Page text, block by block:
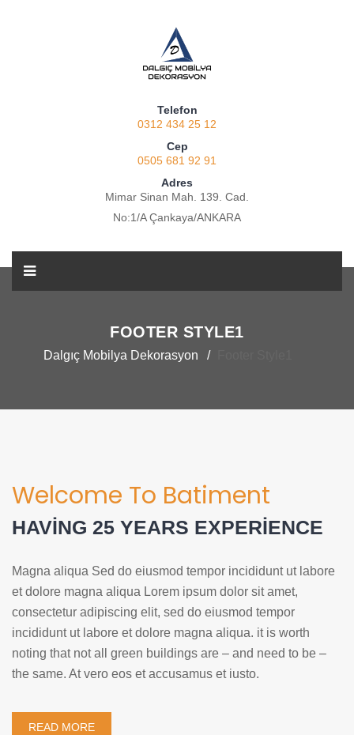
Telefon
0312 434 25 12
Cep
0505 681 92 91
Adres
Mimar Sinan Mah. 139. Cad.
No:1/A Çankaya/ANKARA
FOOTER STYLE1
Dalgıç Mobilya Dekorasyon
Welcome To Batiment
HAVING 25 YEARS EXPERIENCE
Magna aliqua Sed do eiusmod tempor incididunt ut labore
et dolore magna aliqua Lorem ipsum dolor sit amet,
consectetur adipiscing elit, sed do eiusmod tempor
incididunt ut labore et dolore magna aliqua. it is worth
noting that not all green buildings are – and need to be –
the same. At vero eos et accusamus et iusto.
READ MORE